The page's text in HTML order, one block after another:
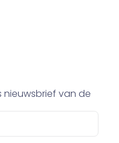
nieuwsbrief van de